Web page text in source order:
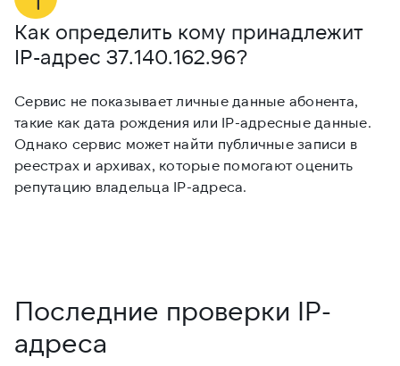
Как определить кому принадлежит
IP-адрес 37.140.162.96?
Сервис не показывает личные данные абонента,
такие как дата рождения или IP-адресные данные.
Однако сервис может найти публичные записи в
реестрах и архивах, которые помогают оценить
репутацию владельца IP-адреса.
Последние проверки IP-
адреса